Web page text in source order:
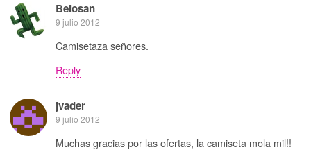
Belosan
9 julio 2012
Camisetaza señores.
Reply
jvader
9 julio 2012
Muchas gracias por las ofertas, la camiseta mola mil!!